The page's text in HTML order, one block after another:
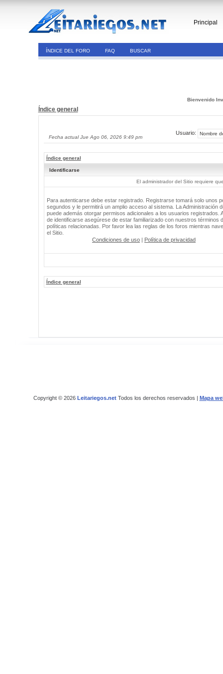
Principal
ÍNDICE DEL FORO FAQ BUSCAR
Bienvenido
Índice general
Fecha actual Jue Ago 06, 2026 9:49 pm
Usuario:
Índice general
Identificarse
El administrador del Sitio requiere
Para autenticarse debe estar registrado. Registrarse tomará solo unos
segundos y le permitirá un amplio acceso al sistema. La Administración
puede además otorgar permisos adicionales a los usuarios registrados.
de identificarse asegúrese de estar familiarizado con nuestros términos
políticas relacionadas. Por favor lea las reglas de los foros mientras
el Sitio.
Condiciones de uso | Política de privacidad
Índice general
Copyright © 2026 Leitariegos.netTodos los derechos reservados | Mapa